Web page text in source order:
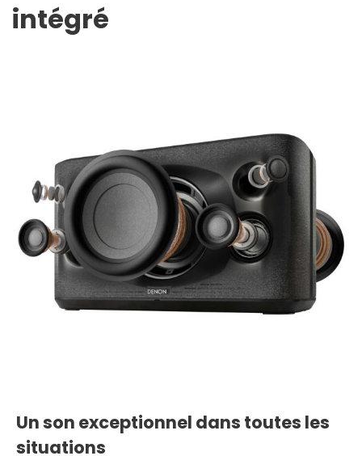
intégré
Un son exceptionnel dans toutes les
situations